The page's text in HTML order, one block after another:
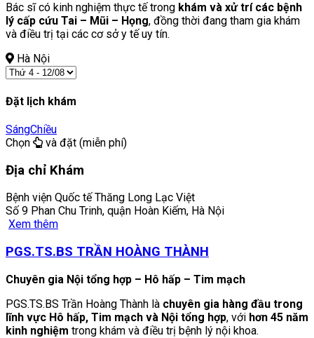
Bác sĩ có kinh nghiệm thực tế trong khám và xử trí các bệnh
lý cấp cứu Tai – Mũi – Họng, đồng thời đang tham gia khám
và điều trị tại các cơ sở y tế uy tín.
Hà Nội
Đặt lịch khám
SángChiều
Chọn
và đặt (miễn phí)
Địa chỉ Khám
Bệnh viện Quốc tế Thăng Long Lạc Việt
Số 9 Phan Chu Trinh, quận Hoàn Kiếm, Hà Nội
Xem thêm
PGS.TS.BS TRẦN HOÀNG THÀNH
Chuyên gia Nội tổng hợp – Hô hấp – Tim mạch
PGS.TS.BS Trần Hoàng Thành là chuyên gia hàng đầu trong
lĩnh vực Hô hấp, Tim mạch và Nội tổng hợp, với hơn 45 năm
kinh nghiệm trong khám và điều trị bệnh lý nội khoa.